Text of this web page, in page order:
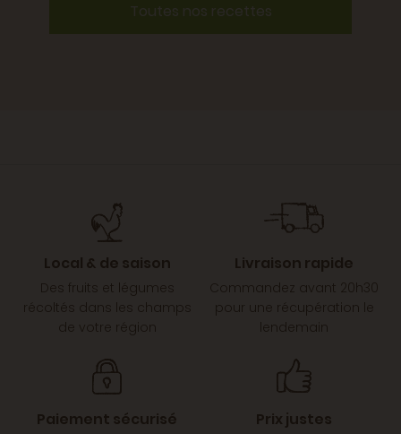
Toutes nos recettes
Local & de saison
Des fruits et légumes
récoltés dans les champs
de votre région
Livraison rapide
Commandez avant 20h30
pour une récupération le
lendemain
Paiement sécurisé Prix justes